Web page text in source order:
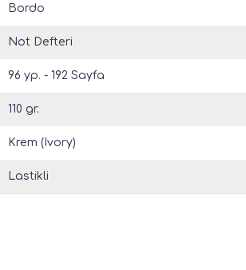
Bordo
Not Defteri
96 yp. - 192 Sayfa
110 gr.
Krem (Ivory)
Lastikli